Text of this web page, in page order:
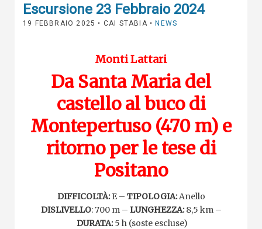
Escursione 23 Febbraio 2024
19 FEBBRAIO 2025 • CAI STABIA •NEWS
Monti Lattari
Da Santa Maria del
castello al buco di
Montepertuso (470 m) e
ritorno per le tese di
Positano
DIFFICOLTÀ:E – TIPOLOGIA:Anello
DISLIVELLO: 700 m – LUNGHEZZA:8,5 km –
DURATA:5 h (soste escluse)